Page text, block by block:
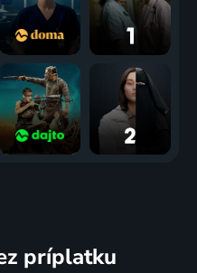
príplatku